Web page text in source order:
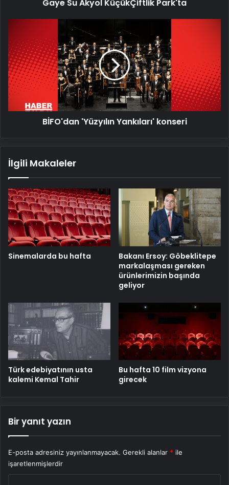
Gaye Su Akyol KüçükÇiftlik Park'ta
Yankıları'
konseri
BİFO'dan 'Yüzyılın Yankıları' konseri
İlgili Makaleler
Sinemalarda bu hafta
Bakanı Ersoy: Göbeklitepe
markalaşması gereken
ürünlerimizin başında
geliyor
Türk edebiyatının usta
kalemi Kemal Tahir
Bu hafta 10 film vizyona
girecek
Bir yanıt yazın
E-posta adresiniz yayınlanmayacak. Gerekli alanlar * ile
işaretlenmişlerdir